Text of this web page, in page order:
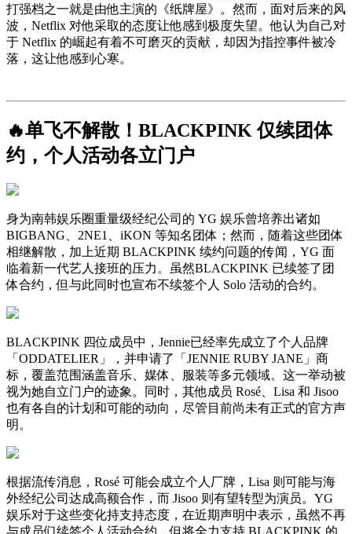
打强档之一就是由他主演的《纸牌屋》。然而，面对后来的风
波，Netflix 对他采取的态度让他感到极度失望。他认为自己对
于 Netflix 的崛起有着不可磨灭的贡献，却因为指控事件被冷
落，这让他感到心寒。
🔥单飞不解散！BLACKPINK 仅续团体
约，个人活动各立门户
身为南韩娱乐圈重量级经纪公司的 YG 娱乐曾培养出诸如
BIGBANG、2NE1、iKON 等知名团体；然而，随着这些团体
相继解散，加上近期 BLACKPINK 续约问题的传闻，YG 面
临着新一代艺人接班的压力。虽然BLACKPINK 已续签了团
体合约，但与此同时也宣布不续签个人 Solo 活动的合约。
BLACKPINK 四位成员中，Jennie已经率先成立了个人品牌
「ODDATELIER」，并申请了「JENNIE RUBY JANE」商
标，覆盖范围涵盖音乐、媒体、服装等多元领域。这一举动被
视为她自立门户的迹象。同时，其他成员 Rosé、Lisa 和 Jisoo
也有各自的计划和可能的动向，尽管目前尚未有正式的官方声
明。
根据流传消息，Rosé 可能会成立个人厂牌，Lisa 则可能与海
外经纪公司达成高额合作，而 Jisoo 则有望转型为演员。YG
娱乐对于这些变化持支持态度，在近期声明中表示，虽然不再